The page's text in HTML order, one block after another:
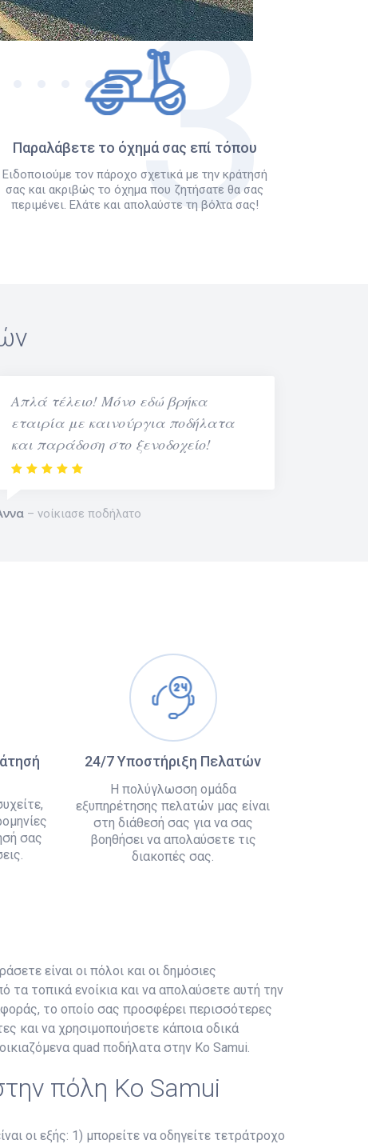
Παραλάβετε το όχημά σας επί τόπου
Ειδοποιούμε τον πάροχο σχετικά με την κράτησή
σας και ακριβώς το όχημα που ζητήσατε θα σας
περιμένει. Ελάτε και απολαύστε τη βόλτα σας!
Απλά τέλειο! Μόνο εδώ βρήκα
εταιρία με καινούργια ποδήλατα
και παράδοση στο ξενοδοχείο!
νοίκιασε ποδήλατο
σας
24/7 Υποστήριξη Πελατών
Η πολύγλωσση ομάδα
εξυπηρέτησης πελατών μας είναι
στη διάθεσή σας για να σας
βοηθήσει να απολαύσετε τις
διακοπές σας.
είναι οι πόλοι και οι δημόσιες
τοπικά ενοίκια και να απολαύσετε αυτή την
το οποίο σας προσφέρει περισσότερες
και να χρησιμοποιήσετε κάποια οδικά
quad ποδήλατα στην Ko Samui.
πόλη Ko Samui
οι εξής: 1) μπορείτε να οδηγείτε τετράτροχο